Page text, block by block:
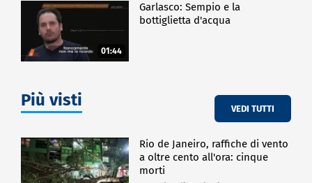
01:44
Garlasco: Sempio e la
bottiglietta d'acqua
Più visti VEDI TUTTI
Rio de Janeiro, raffiche di vento
a oltre cento all'ora: cinque
morti